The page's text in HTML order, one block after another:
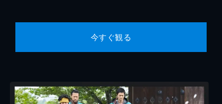
今すぐ観る